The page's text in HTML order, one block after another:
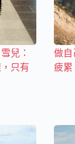
兒：
只有
做自
疲累